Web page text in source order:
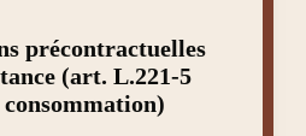
précontractuelles
(art. L.221-5